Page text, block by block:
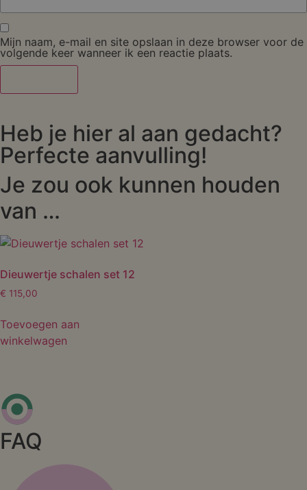
Mijn naam, e-mail en site opslaan in deze browser voor de
volgende keer wanneer ik een reactie plaats.
Heb je hier al aan gedacht?
Perfecte aanvulling!
Je zou ook kunnen houden
van …
Dieuwertje schalen set 12
€ 115,00
Toevoegen aan
winkelwagen
FAQ